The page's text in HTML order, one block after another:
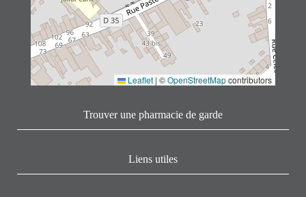
Leaflet | ©OpenStreetMapcontributors
Trouver une pharmacie de garde
Liens utiles